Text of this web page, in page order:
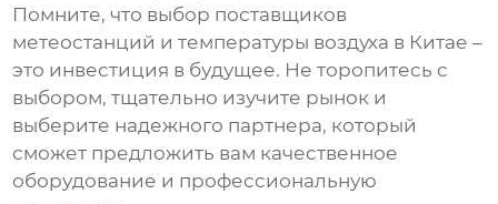
Помните, что выбор поставщиков
метеостанций и температуры воздуха в Китае –
это инвестиция в будущее. Не торопитесь с
выбором, тщательно изучите рынок и
выберите надежного партнера, который
сможет предложить вам качественное
оборудование и профессиональную